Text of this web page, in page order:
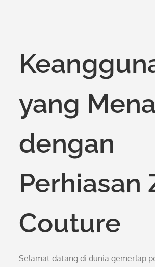
yang
dengan
Perhiasan
Couture
Selamat datang di dunia gemerlap